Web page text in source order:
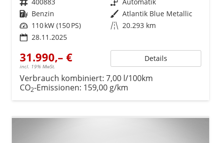
Kraftstoff Benzin Außenfarbe Atlantik Blue Metallic
Leistung 110 kW (150 PS) Kilometerstand 20.293 km
28.11.2025
31.990,– €
incl. 19% MwSt.
Details
Verbrauch kombiniert: 7,00 l/100km
CO2-Emissionen: 159,00 g/km